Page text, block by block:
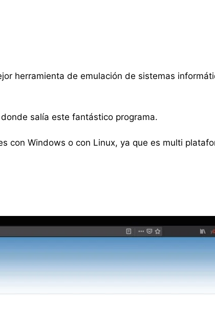
herramienta de emulación de sistemas
salía este fantástico programa.
con Windows o con Linux, ya que es multi